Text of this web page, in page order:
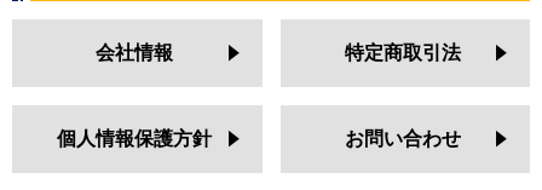
会社情報 特定商取引法
個人情報保護方針 お問い合わせ